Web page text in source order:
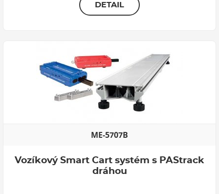
DETAIL
ME-5707B
Vozíkový Smart Cart systém s PAStrack
dráhou